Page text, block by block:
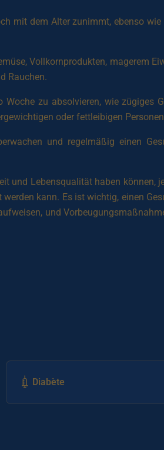
mit dem Alter zunimmt, ebenso wie
Vollkornprodukten, magerem
Rauchen.
zu absolvieren, wie zügiges
oder fettleibigen
und regelmäßig einen
und Lebensqualität haben können,
kann. Es ist wichtig, einen
und
💉 Diabète